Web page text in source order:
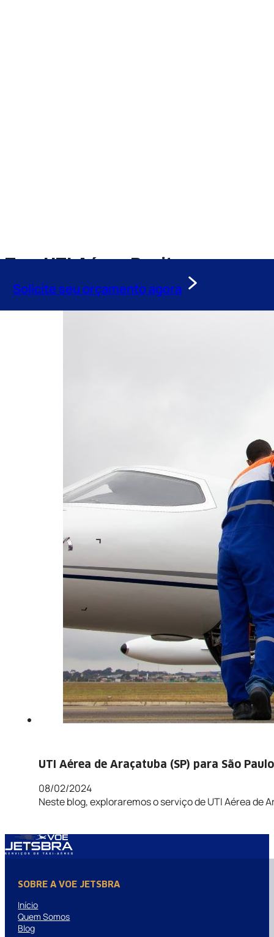
Solicite seu orçamento agora
UTI Aérea de Araçatuba (SP) para São Paulo
08/02/2024
Neste blog, exploraremos o serviço de UTI Aérea de
SOBRE A VOE JETSBRA
Início
Quem Somos
Blog